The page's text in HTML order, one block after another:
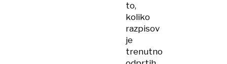
to,
koliko
razpisov
je
trenutno